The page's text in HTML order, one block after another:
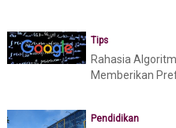
Tips
Rahasia
Memberikan
Pendidikan